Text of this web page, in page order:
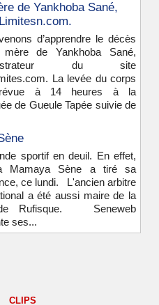
de Yankhoba Sané,
d’apprendre le décès
de Yankhoba Sané,
du site
La levée du corps
à 14 heures à la
de Gueule Tapée suivie de
sportif en deuil. En effet,
Mamaya Sène a tiré sa
ce lundi. L'ancien arbitre
a été aussi maire de la
Rufisque. Seneweb
ses...
CLIPS